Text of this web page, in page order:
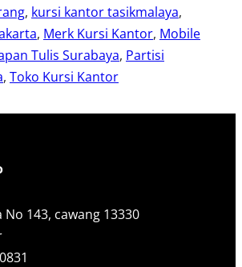
, kursi kantor tasikmalaya
, Merk Kursi Kantor, Mobile
Tulis Surabaya, Partisi
, Toko Kursi Kantor
No 143, cawang 13330